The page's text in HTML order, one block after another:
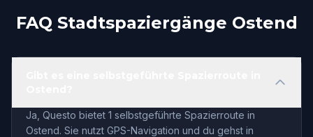
FAQ Stadtspaziergänge Ostend
Ja, Questo bietet 1 selbstgeführte Spazierroute in
Ostend. Sie nutzt GPS-Navigation und du gehst in